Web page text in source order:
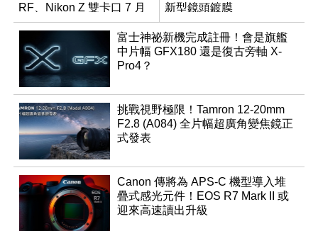
RF、Nikon Z 雙卡口 7 月
同步登台
新型鏡頭鍍膜
富士神祕新機完成註冊！會是旗艦
中片幅 GFX180 還是復古旁軸 X-
Pro4？
挑戰視野極限！Tamron 12-20mm
F2.8 (A084) 全片幅超廣角變焦鏡正
式發表
Canon 傳將為 APS-C 機型導入堆
疊式感光元件！EOS R7 Mark II 或
迎來高速讀出升級